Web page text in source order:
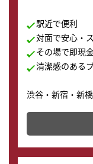
駅近で便利
対面で安心・
その場で即現
清潔感のある
渋谷・新宿・新
その場で現金買
店舗を併設して
の購入もできま